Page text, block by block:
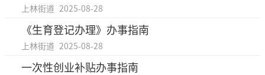
上林街道 2025-08-28
《生育登记办理》办事指南
上林街道 2025-08-28
一次性创业补贴办事指南